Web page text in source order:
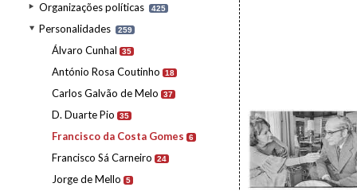
Organizações políticas 425
Personalidades 259
Álvaro Cunhal 35
António Rosa Coutinho 18
Carlos Galvão de Melo 37
D. Duarte Pio 35
Francisco da Costa Gomes 6
Francisco Sá Carneiro 24
Jorge de Mello 5